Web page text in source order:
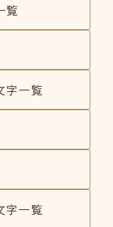
覧
字一覧
字一覧